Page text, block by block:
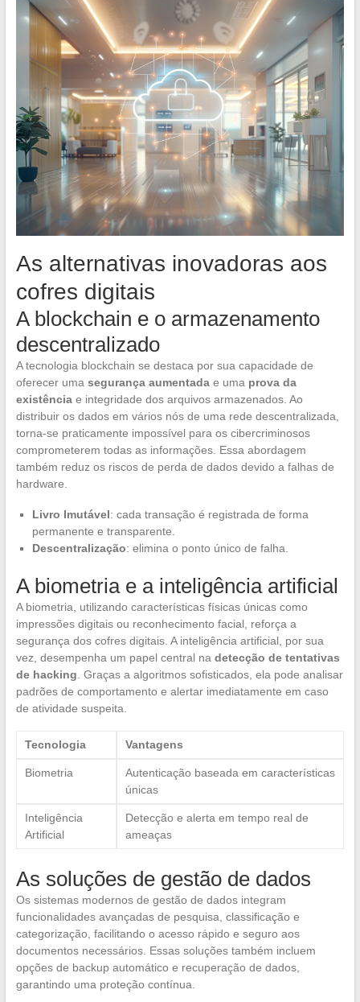
As alternativas inovadoras aos
cofres digitais
A blockchain e o armazenamento
descentralizado
A tecnologia blockchain se destaca por sua capacidade de
oferecer uma segurança aumentadae uma prova da
existênciae integridade dos arquivos armazenados. Ao
distribuir os dados em vários nós de uma rede descentralizada,
torna-se praticamente impossível para os cibercriminosos
comprometerem todas as informações. Essa abordagem
também reduz os riscos de perda de dados devido a falhas de
hardware.
Livro Imutável: cada transação é registrada de forma
permanente e transparente.
Descentralização: elimina o ponto único de falha.
A biometria e a inteligência artificial
A biometria, utilizando características físicas únicas como
impressões digitais ou reconhecimento facial, reforça a
segurança dos cofres digitais. A inteligência artificial, por sua
vez, desempenha um papel central na detecção de tentativas
de hacking . Graças a algoritmos sofisticados, ela pode analisar
padrões de comportamento e alertar imediatamente em caso
de atividade suspeita.
Tecnologia Vantagens
Biometria
Autenticação baseada em características
únicas
Inteligência
Artificial
Detecção e alerta em tempo real de
ameaças
As soluções de gestão de dados
Os sistemas modernos de gestão de dados integram
funcionalidades avançadas de pesquisa, classificação e
categorização, facilitando o acesso rápido e seguro aos
documentos necessários. Essas soluções também incluem
opções de backup automático e recuperação de dados,
garantindo uma proteção contínua.